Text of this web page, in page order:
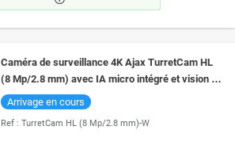
Caméra de surveillance 4K Ajax TurretCam HL
(8 Mp/2.8 mm) avec IA micro intégré et vision de
nuit couleur 50 mètres
Arrivage en cours
Ref : TurretCam HL (8 Mp/2.8 mm)-W